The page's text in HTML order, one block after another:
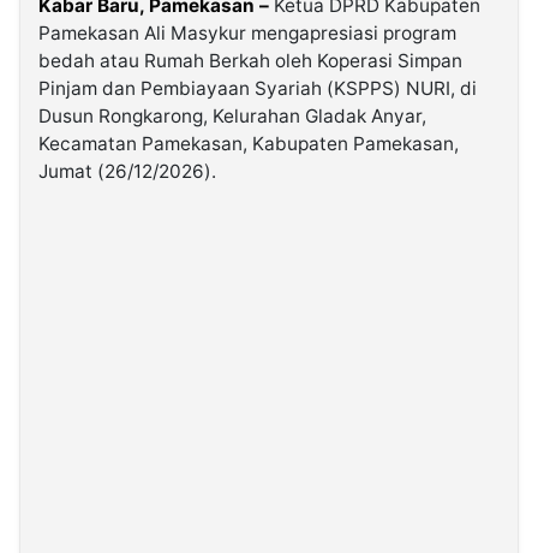
Kabarbaru.co
Kabar Baru, Pamekasan – Ketua DPRD Kabupaten
Pamekasan Ali Masykur mengapresiasi program
bedah atau Rumah Berkah oleh Koperasi Simpan
Pinjam dan Pembiayaan Syariah (KSPPS) NURI, di
Dusun Rongkarong, Kelurahan Gladak Anyar,
Kecamatan Pamekasan, Kabupaten Pamekasan,
Jumat (26/12/2026).